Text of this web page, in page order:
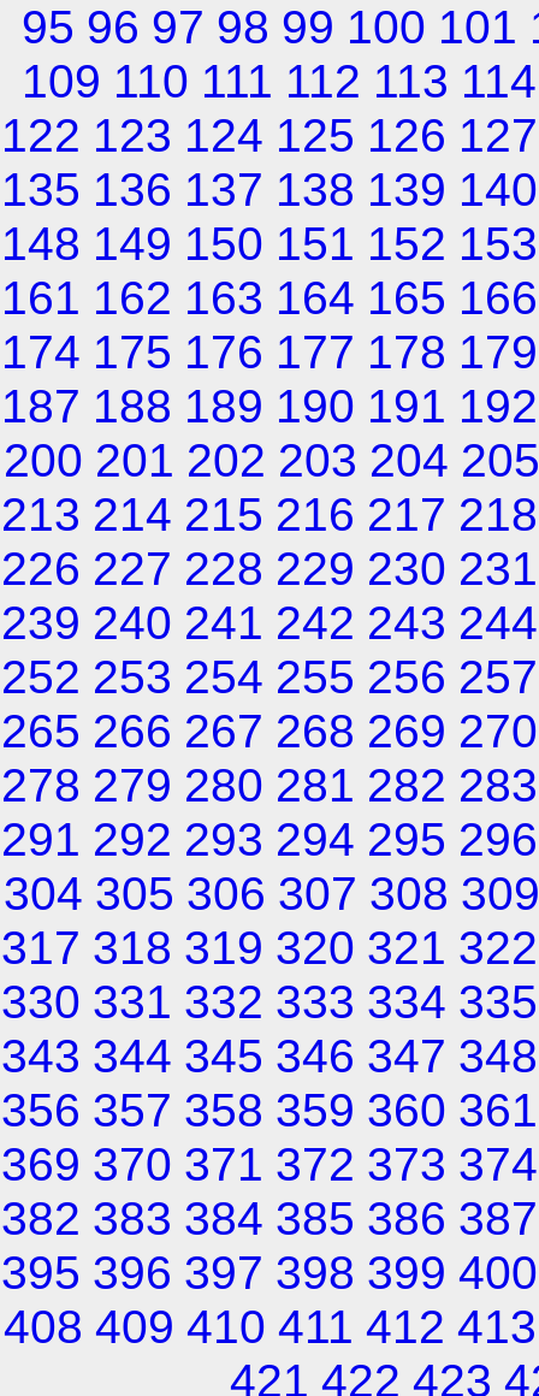
95 96 97 98 99 100 101
109 110 111 112 113 114
122 123 124 125 126 127
135 136 137 138 139 140
148 149 150 151 152 153
161 162 163 164 165 166
174 175 176 177 178 179
187 188 189 190 191 192
200 201 202 203 204 205
213 214 215 216 217 218
226 227 228 229 230 231
239 240 241 242 243 244
252 253 254 255 256 257
265 266 267 268 269 270
278 279 280 281 282 283
291 292 293 294 295 296
304 305 306 307 308 309
317 318 319 320 321 322
330 331 332 333 334 335
343 344 345 346 347 348
356 357 358 359 360 361
369 370 371 372 373 374
382 383 384 385 386 387
395 396 397 398 399 400
408 409 410 411 412 413
421 422 423